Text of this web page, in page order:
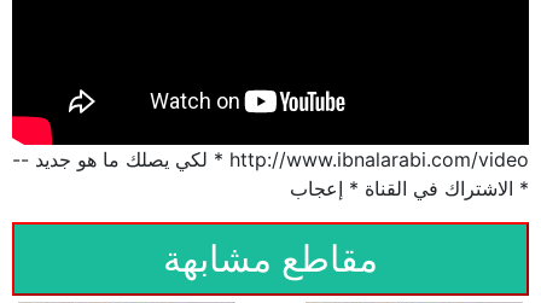
http://www.ibnalarabi.com/video * لكي يصلك ما هو جديد --
* الاشتراك في القناة * إعجاب
مقاطع مشابهة